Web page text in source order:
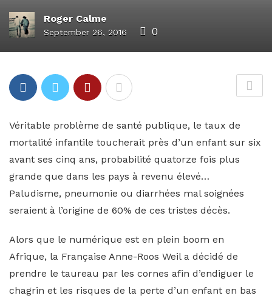
Roger Calme
September 26, 2016 0
Véritable problème de santé publique, le taux de
mortalité infantile toucherait près d’un enfant sur six
avant ses cinq ans, probabilité quatorze fois plus
grande que dans les pays à revenu élevé…
Paludisme, pneumonie ou diarrhées mal soignées
seraient à l’origine de 60% de ces tristes décès.
Alors que le numérique est en plein boom en
Afrique, la Française Anne-Roos Weil a décidé de
prendre le taureau par les cornes afin d’endiguer le
chagrin et les risques de la perte d’un enfant en bas